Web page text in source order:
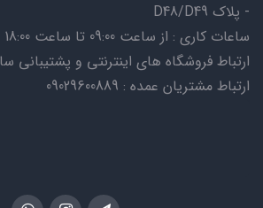
- پلاک D48/D49
ساعات کاری : از ساعت 09:00 تا ساعت 18:00
ارتباط فروشگاه های اینترنتی و پشتیبانی سایت :
ارتباط مشتریان عمده : 09029600889